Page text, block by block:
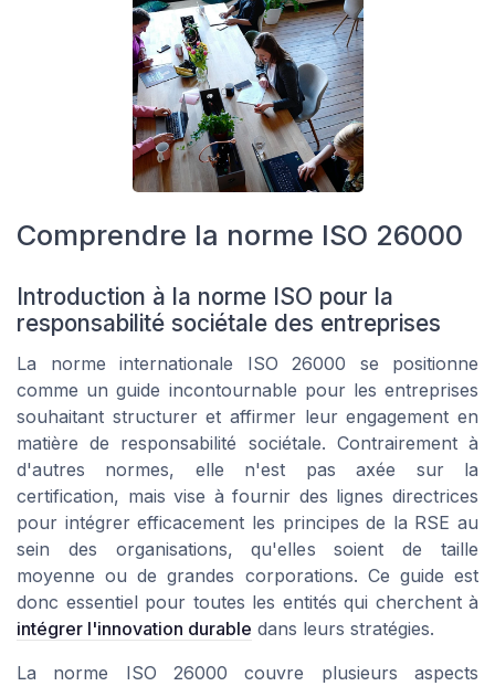
Comprendre la norme ISO 26000
Introduction à la norme ISO pour la
responsabilité sociétale des entreprises
La norme internationale ISO 26000 se positionne
comme un guide incontournable pour les entreprises
souhaitant structurer et affirmer leur engagement en
matière de responsabilité sociétale. Contrairement à
d'autres normes, elle n'est pas axée sur la
certification, mais vise à fournir des lignes directrices
pour intégrer efficacement les principes de la RSE au
sein des organisations, qu'elles soient de taille
moyenne ou de grandes corporations. Ce guide est
donc essentiel pour toutes les entités qui cherchent à
intégrer l'innovation durable dans leurs stratégies.
La norme ISO 26000 couvre plusieurs aspects